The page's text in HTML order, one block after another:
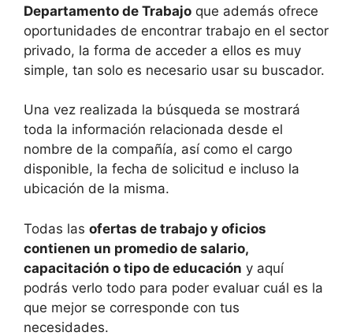
Departamento de Trabajo que además ofrece
oportunidades de encontrar trabajo en el sector
privado, la forma de acceder a ellos es muy
simple, tan solo es necesario usar su buscador.
Una vez realizada la búsqueda se mostrará
toda la información relacionada desde el
nombre de la compañía, así como el cargo
disponible, la fecha de solicitud e incluso la
ubicación de la misma.
Todas las ofertas de trabajo y oficios
contienen un promedio de salario,
capacitación o tipo de educación y aquí
podrás verlo todo para poder evaluar cuál es la
que mejor se corresponde con tus
necesidades.